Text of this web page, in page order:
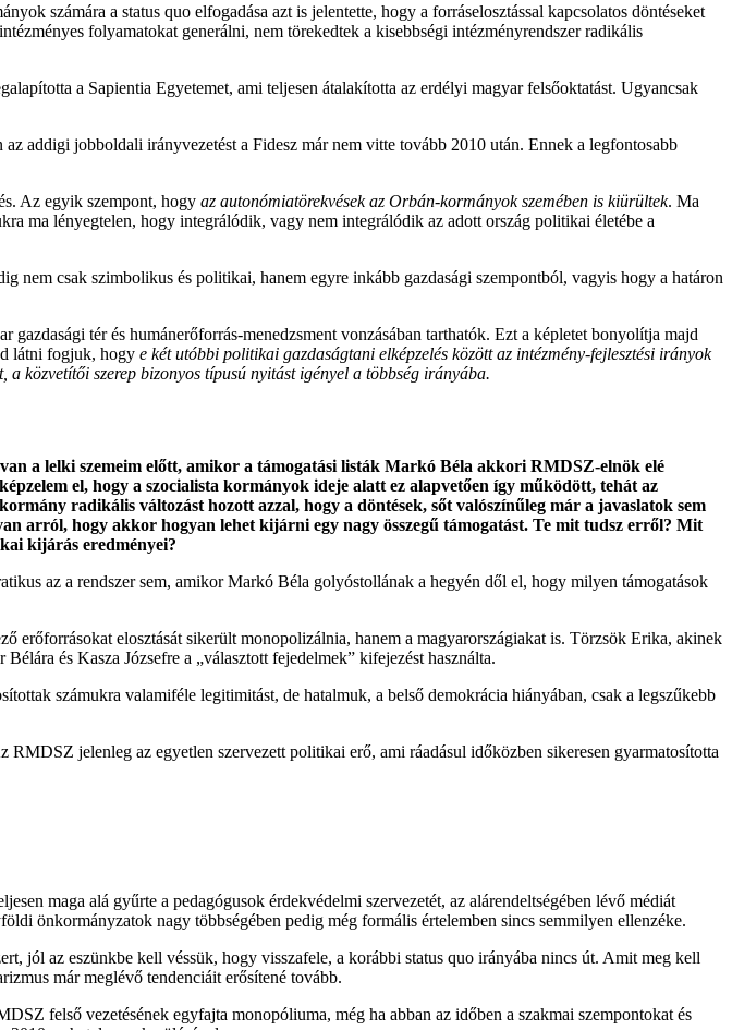
számára a status quo elfogadása azt is jelentette, hogy a forráselosztással kapcsolatos döntéseket
folyamatokat generálni, nem törekedtek a kisebbségi intézményrendszer radikális
a Sapientia Egyetemet, ami teljesen átalakította az erdélyi magyar felsőoktatást. Ugyancsak
addigi jobboldali irányvezetést a Fidesz már nem vitte tovább 2010 után. Ennek a legfontosabb
Az egyik szempont, hogy az autonómiatörekvések az Orbán-kormányok szemében is kiürültek. Ma
ma lényegtelen, hogy integrálódik, vagy nem integrálódik az adott ország politikai életébe a
nem csak szimbolikus és politikai, hanem egyre inkább gazdasági szempontból, vagyis hogy a határon
tér és humánerőforrás-menedzsment vonzásában tarthatók. Ezt a képletet bonyolítja majd
látni fogjuk, hogy e két utóbbi politikai gazdaságtani elképzelés között az intézmény-fejlesztési irányok
közvetítői szerep bizonyos típusú nyitást igényel a többség irányába.
a lelki szemeim előtt, amikor a támogatási listák Markó Béla akkori RMDSZ-elnök elé
el, hogy a szocialista kormányok ideje alatt ez alapvetően így működött, tehát az
radikális változást hozott azzal, hogy a döntések, sőt valószínűleg már a javaslatok sem
arról, hogy akkor hogyan lehet kijárni egy nagy összegű támogatást. Te mit tudsz erről? Mit
kijárás eredményei?
az a rendszer sem, amikor Markó Béla golyóstollának a hegyén dől el, hogy milyen támogatások
elosztását sikerült monopolizálnia, hanem a magyarországiakat is. Törzsök Erika, akinek
és Kasza Józsefre a „választott fejedelmek” kifejezést használta.
számukra valamiféle legitimitást, de hatalmuk, a belső demokrácia hiányában, csak a legszűkebb
jelenleg az egyetlen szervezett politikai erő, ami ráadásul időközben sikeresen gyarmatosította
maga alá gyűrte a pedagógusok érdekvédelmi szervezetét, az alárendeltségében lévő médiát
önkormányzatok nagy többségében pedig még formális értelemben sincs semmilyen ellenzéke.
jól az eszünkbe kell véssük, hogy visszafele, a korábbi status quo irányába nincs út. Amit meg kell
már meglévő tendenciáit erősítené tovább.
felső vezetésének egyfajta monopóliuma, még ha abban az időben a szakmai szempontokat és